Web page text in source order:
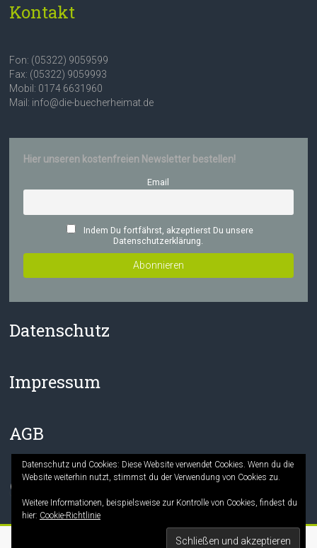
Kontakt
Fon: (05322) 9059599
Fax: (05322) 9059993
Mobil: 0174 6631960
Mail: info@die-buecherheimat.de
Hier unseren kostenfreien Newsletter bestellen!
Email
Indem Du fortfährst, akzeptierst Du unsere
Datenschutzerklärung.
Datenschutz
Impressum
AGB
Facebook
Instagram
Die Mitmach-Buchhandlung. Alle Rechte vorbehalten.
Datenschutz und Cookies: Diese Website verwendet Cookies. Wenn du die
Website weiterhin nutzt, stimmst du der Verwendung von Cookies zu.
Weitere Informationen, beispielsweise zur Kontrolle von Cookies, findest du
hier: Cookie-Richtlinie